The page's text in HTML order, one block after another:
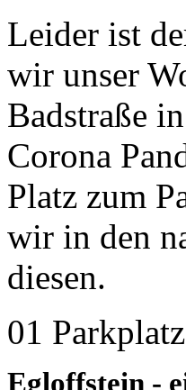
Leider ist
wir unser
Badstraße
Corona
Platz zum
wir in den
diesen.
01
Egloffstein -